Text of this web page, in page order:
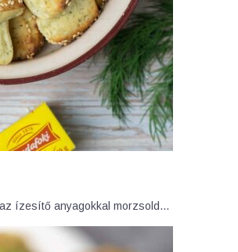
ízesítő anyagokkal morzsold…